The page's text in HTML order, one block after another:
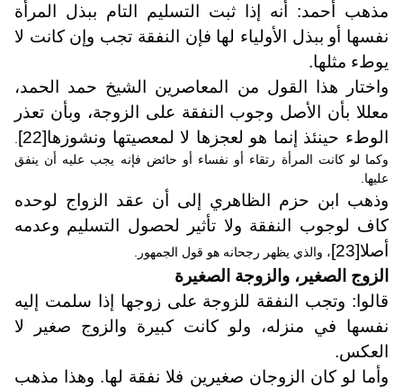
مذهب أحمد: أنه إذا ثبت التسليم التام ببذل المرأة
نفسها أو ببذل الأولياء لها فإن النفقة تجب وإن كانت لا
يوطء مثلها.
واختار هذا القول من المعاصرين الشيخ حمد الحمد،
معللا بأن الأصل وجوب النفقة على الزوجة، وبأن تعذر
الوطء حينئذ إنما هو لعجزها لا لمعصيتها ونشوزها[22]
وكما لو كانت المرأة رتقاء أو نفساء أو حائض فإنه يجب عليه أن ينفق
عليها.
وذهب ابن حزم الظاهري إلى أن عقد الزواج لوحده
كاف لوجوب النفقة ولا تأثير لحصول التسليم وعدمه
أصلا[23]، والذي يظهر رجحانه هو قول الجمهور.
الزوج الصغير، والزوجة الصغيرة
قالوا: وتجب النفقة للزوجة على زوجها إذا سلمت إليه
نفسها في منزله، ولو كانت كبيرة والزوج صغير لا
العكس.
وأما لو كان الزوجان صغيرين فلا نفقة لها. وهذا مذهب